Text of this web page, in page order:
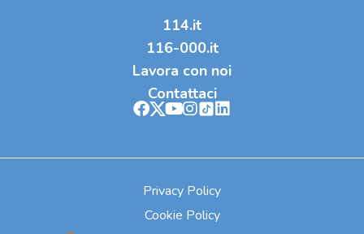
114.it
116-000.it
Lavora con noi
Contattaci
Privacy Policy
Cookie Policy